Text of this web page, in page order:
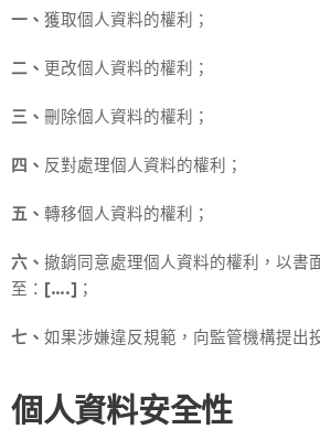
一、 獲取個人資料的權利；
二、 更改個人資料的權利；
三、 刪除個人資料的權利；
四、 反對處理個人資料的權利；
五、 轉移個人資料的權利；
六、 撤銷同意處理個人資料的權利，以書
至： [….] ；
七、 如果涉嫌違反規範，向監管機構提出
個人資料安全性